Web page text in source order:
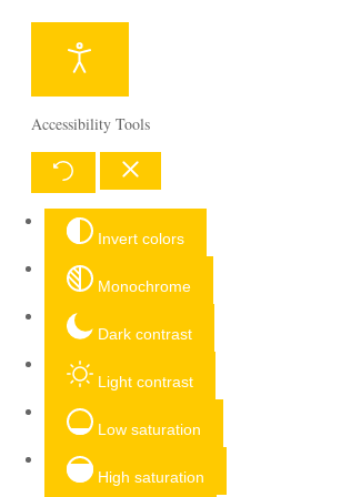
Accessibility Tools
Invert colors
Monochrome
Dark contrast
Light contrast
Low saturation
High saturation